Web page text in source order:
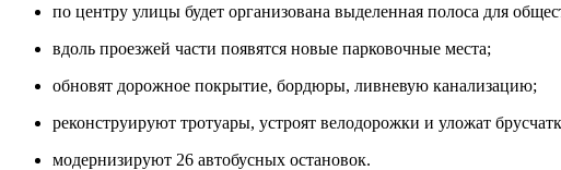
по центру улицы будет организована выделенная полоса для
вдоль проезжей части появятся новые парковочные места;
обновят дорожное покрытие, бордюры, ливневую канализацию;
реконструируют тротуары, устроят велодорожки и уложат
модернизируют 26 автобусных остановок.